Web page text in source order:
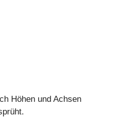
Höhen und Achsen